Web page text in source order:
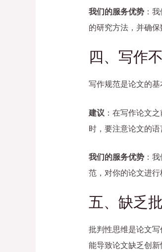
我们的服务优势：我
的研究方法，并确保
四、写作
写作规范是论文的
建议 ：在写作论文
时，要注意论文的语
我们的服务优势：我
范，对你的论文进
五、缺乏
批判性思维是论文
能导致论文缺乏创新